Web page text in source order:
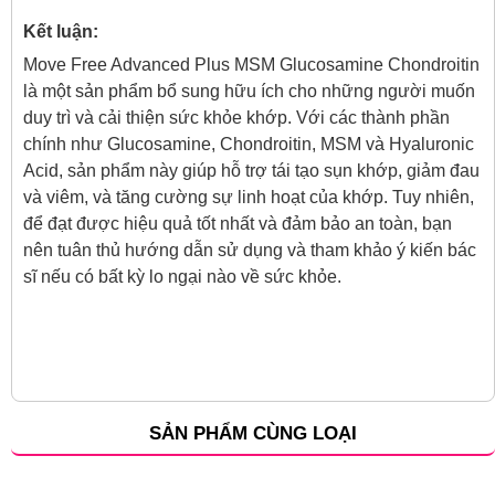
Kết luận:
Move Free Advanced Plus MSM Glucosamine Chondroitin
là một sản phẩm bổ sung hữu ích cho những người muốn
duy trì và cải thiện sức khỏe khớp. Với các thành phần
chính như Glucosamine, Chondroitin, MSM và Hyaluronic
Acid, sản phẩm này giúp hỗ trợ tái tạo sụn khớp, giảm đau
và viêm, và tăng cường sự linh hoạt của khớp. Tuy nhiên,
để đạt được hiệu quả tốt nhất và đảm bảo an toàn, bạn
nên tuân thủ hướng dẫn sử dụng và tham khảo ý kiến bác
sĩ nếu có bất kỳ lo ngại nào về sức khỏe.
SẢN PHẨM CÙNG LOẠI